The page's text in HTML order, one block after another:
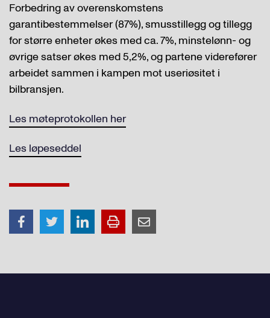
Forbedring av overenskomstens
garantibestemmelser (87%), smusstillegg og tillegg
for større enheter økes med ca. 7%, minstelønn- og
øvrige satser økes med 5,2%, og partene viderefører
arbeidet sammen i kampen mot useriøsitet i
bilbransjen.
Les møteprotokollen her
Les løpeseddel